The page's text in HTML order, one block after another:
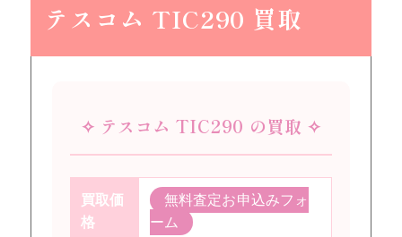
テスコム TIC290 買取
✧ テスコム TIC290 の買取 ✧
買取価
格
無料査定お申込みフォ
ーム